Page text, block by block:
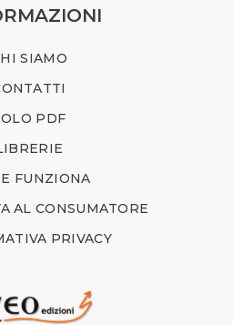
SIAMO
PDF
FUNZIONA
AL CONSUMATORE
PRIVACY